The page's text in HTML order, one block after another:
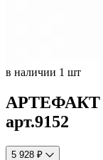
в наличии 1 шт
АРТЕФАКТ
арт.9152
5 928 ₽